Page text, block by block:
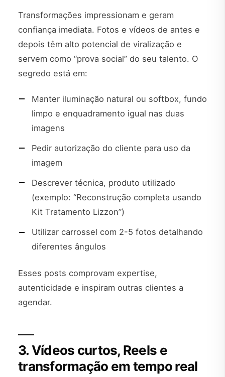
Transformações impressionam e geram
confiança imediata. Fotos e vídeos de antes e
depois têm alto potencial de viralização e
servem como “prova social” do seu talento. O
segredo está em:
Manter iluminação natural ou softbox, fundo
limpo e enquadramento igual nas duas
imagens
Pedir autorização do cliente para uso da
imagem
Descrever técnica, produto utilizado
(exemplo: “Reconstrução completa usando
Kit Tratamento Lizzon”)
Utilizar carrossel com 2-5 fotos detalhando
diferentes ângulos
Esses posts comprovam expertise,
autenticidade e inspiram outras clientes a
agendar.
3. Vídeos curtos, Reels e
transformação em tempo real